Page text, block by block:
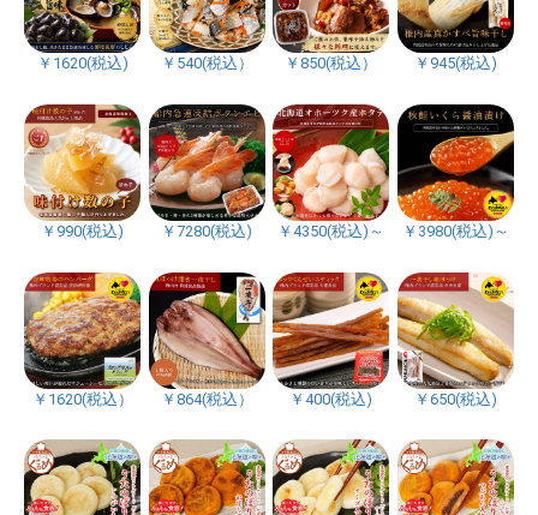
￥1620(税込) ￥540(税込） ￥850(税込） ￥945(税込)
￥990(税込) ￥7280(税込) ￥4350(税込)～ ￥3980(税込)～
￥1620(税込） ￥864(税込） ￥400(税込) ￥650(税込)